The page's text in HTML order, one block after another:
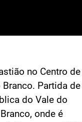
no Centro de
Partida de
do Vale do
onde é